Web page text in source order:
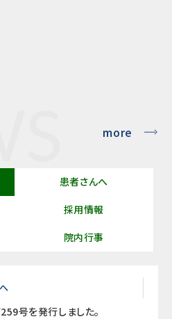
患者さんへ
採用情報
院内行事
more
号を発行しました。